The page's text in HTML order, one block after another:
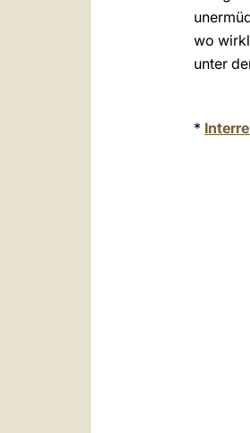
wo
unter
*